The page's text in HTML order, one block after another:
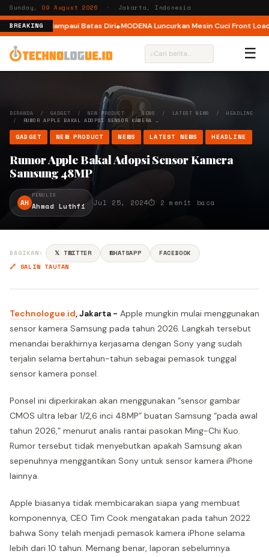
Sunday, 09 August 2026 · Jakarta, Indonesia
BREAKING
Pelari Melampaui Batas Diri MODENA Luncurkan Mesin Cuci Front Load
⌕ ☰
BERANDA / GADGET / NEW PRODUCT /NEWS / LATEST NEWS / HEADLINE
/
RUMOR APPLE BAKAL ADOPSI SENSOR KAMERA …
GADGET NEW PRODUCT NEWS LATEST NEWS HEADLINE
Rumor Apple Bakal Adopsi Sensor Kamera
Samsung 48MP
AH
PENULIS
Ahmad Luthfi Jul 25, 2024⏱ 2 menit baca
BAGIKAN: 𝕏 TWITTER WHATSAPP
FACEBOOK
🔗 SALIN TAUTAN
Technologue.id, Jakarta - Apple mungkin mulai menggunakan
sensor kamera Samsung pada tahun 2026. Langkah tersebut
menandai berakhirnya kerjasama dengan Sony yang sudah
terjalin selama bertahun-tahun sebagai pemasok tunggal
sensor kamera ponsel.
Ponsel ini diperkirakan akan menggunakan “sensor gambar
CMOS ultra lebar 1/2,6 inci 48MP” buatan Samsung “pada awal
tahun 2026,” menurut analis rantai pasokan Ming-Chi Kuo.
Rumor tersebut tidak menyebutkan apakah Samsung akan
sepenuhnya menggantikan Sony untuk sensor kamera iPhone
lainnya.
Apple biasanya tidak membicarakan siapa yang membuat
komponennya, CEO Tim Cook mengatakan pada tahun 2022
bahwa Sony telah menjadi pemasok kamera iPhone selama
lebih dari 10 tahun. Memang benar, laporan sebelumnya